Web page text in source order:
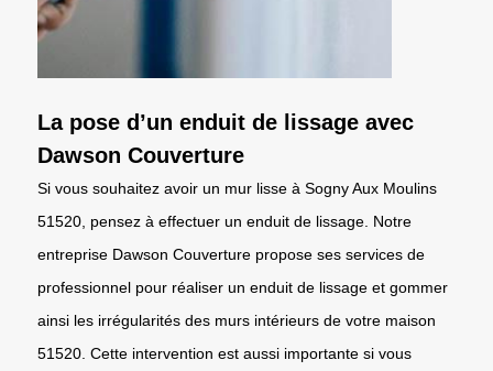
La pose d’un enduit de lissage avec
Dawson Couverture
Si vous souhaitez avoir un mur lisse à Sogny Aux Moulins
51520, pensez à effectuer un enduit de lissage. Notre
entreprise Dawson Couverture propose ses services de
professionnel pour réaliser un enduit de lissage et gommer
ainsi les irrégularités des murs intérieurs de votre maison
51520. Cette intervention est aussi importante si vous